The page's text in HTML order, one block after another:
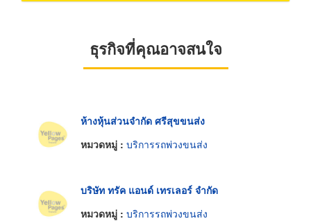
ธุรกิจที่คุณอาจสนใจ
ห้างหุ้นส่วนจำกัด ศรีสุขขนส่ง
หมวดหมู่ : บริการรถพ่วงขนส่ง
บริษัท ทรัค แอนด์ เทรเลอร์ จำกัด
หมวดหมู่ : บริการรถพ่วงขนส่ง